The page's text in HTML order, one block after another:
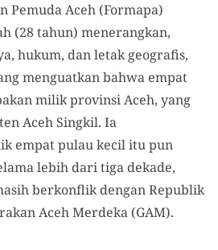
Pemuda Aceh (Formapa)
(28 tahun) menerangkan,
hukum, dan letak geografis,
menguatkan bahwa empat
milik provinsi Aceh, yang
Aceh Singkil. Ia
empat pulau kecil itu pun
lebih dari tiga dekade,
berkonflik dengan Republik
Aceh Merdeka (GAM).